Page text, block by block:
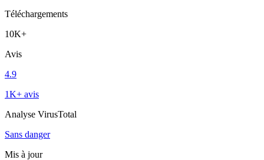
Téléchargements
10K+
Avis
4.9
1K+ avis
Analyse VirusTotal
Sans danger
Mis à jour